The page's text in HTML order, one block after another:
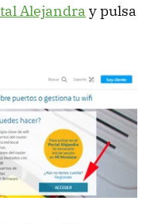
Alejandra y pulsa